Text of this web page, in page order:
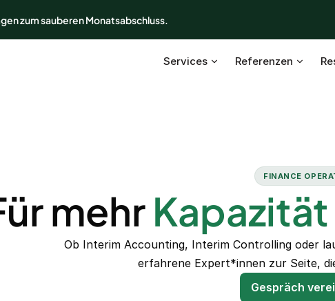
zum sauberen Monatsabschluss.
Services Referenzen
FINANCE
mehr Kapazität
Ob Interim Accounting, Interim Controlling oder
erfahrene Expert*innen zur Seite,
Gespräch